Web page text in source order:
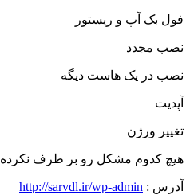
فول بک آپ و ریستور
نصب مجدد
نصب در یک هاست دیگه
آپدیت
تغییر ورژن
هیچ کدوم مشکل رو بر طرف نکرده
آدرس : http://sarvdl.ir/wp-admin